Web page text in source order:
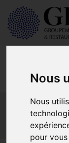
Nous
Nous
pour
Actualités
Economie
Mon Parc Num